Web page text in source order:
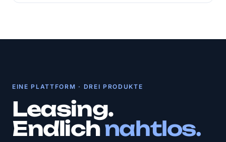
EINE PLATTFORM · DREI PRODUKTE
Leasing.
Endlichnahtlos.